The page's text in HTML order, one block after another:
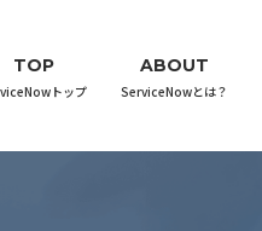
TOP
トップ
ABOUT
ServiceNowとは？